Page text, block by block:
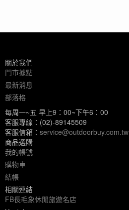
關於我們
門市據點
最新消息
部落格
每周一~五 早上9：00~下午6：00
客服專線：(02)-89145509
客服信箱： service@outdoorbuy.com.tw
商品選購
我的帳號
購物車
結帳
相關連結
FB長毛象休閒旅遊名店